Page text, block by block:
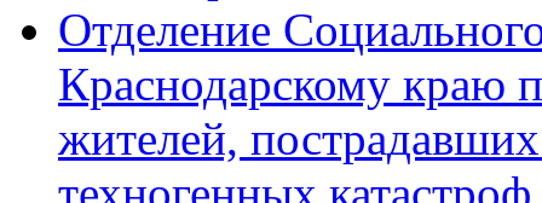
Отделение
Краснодарскому краю
жителей,